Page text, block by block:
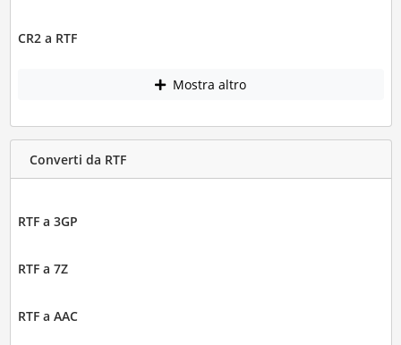
CR2 a RTF
Mostra altro
Converti da RTF
RTF a 3GP
RTF a 7Z
RTF a AAC